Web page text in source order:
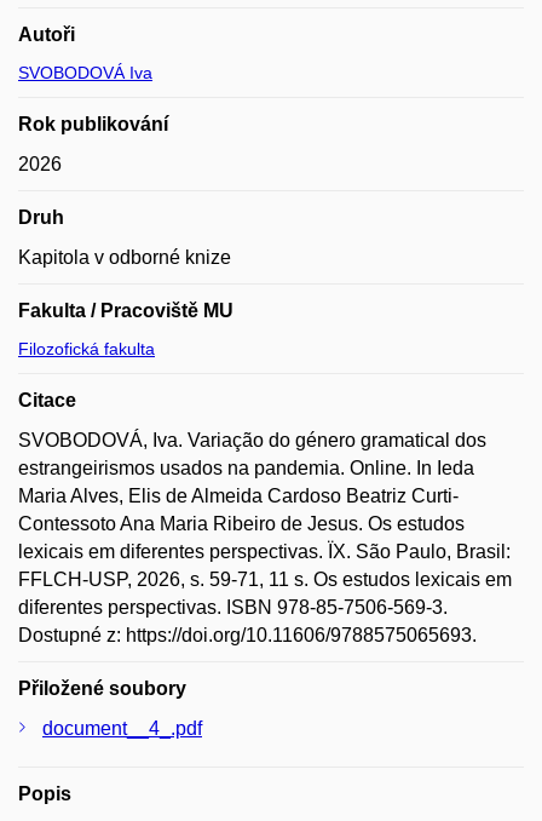
Autoři
SVOBODOVÁ Iva
Rok publikování
2026
Druh
Kapitola v odborné knize
Fakulta / Pracoviště MU
Filozofická fakulta
Citace
SVOBODOVÁ, Iva. Variação do género gramatical dos
estrangeirismos usados na pandemia. Online. In Ieda
Maria Alves, Elis de Almeida Cardoso Beatriz Curti-
Contessoto Ana Maria Ribeiro de Jesus. Os estudos
lexicais em diferentes perspectivas. ÏX. São Paulo, Brasil:
FFLCH-USP, 2026, s. 59-71, 11 s. Os estudos lexicais em
diferentes perspectivas. ISBN 978-85-7506-569-3.
Dostupné z: https://doi.org/10.11606/9788575065693.
Přiložené soubory
document__4_.pdf
Popis